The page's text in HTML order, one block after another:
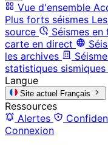
Vue d'ensemble
Plus forts séismes
source
Séismes en
carte en direct
les archives
statistiques
Langue
Site actuel Français
Ressources
Alertes
Connexion